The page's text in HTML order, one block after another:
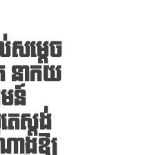
សម្តេច
នាកយ
ន៍
ស្តង់
ាងឱ្យ